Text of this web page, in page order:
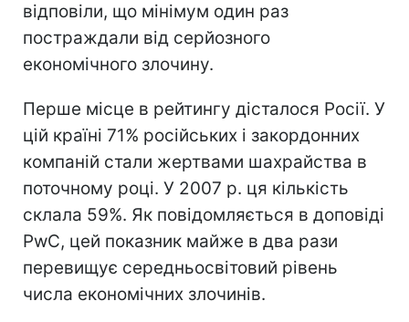
відповіли, що мінімум один раз
постраждали від серйозного
економічного злочину.
Перше місце в рейтингу дісталося Росії. У
цій країні 71% російських і закордонних
компаній стали жертвами шахрайства в
поточному році. У 2007 р. ця кількість
склала 59%. Як повідомляється в доповіді
PwC, цей показник майже в два рази
перевищує середньосвітовий рівень
числа економічних злочинів.